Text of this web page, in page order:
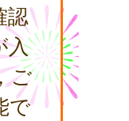
認
入
ご
で